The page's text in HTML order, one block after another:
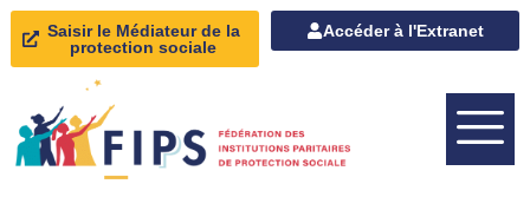
Saisir le Médiateur de la
protection sociale
Accéder à l'Extranet